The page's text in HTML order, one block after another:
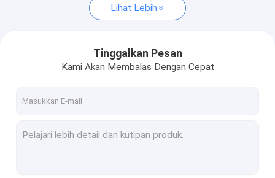
Lihat Lebih
Tinggalkan Pesan
Kami Akan Membalas Dengan Cepat